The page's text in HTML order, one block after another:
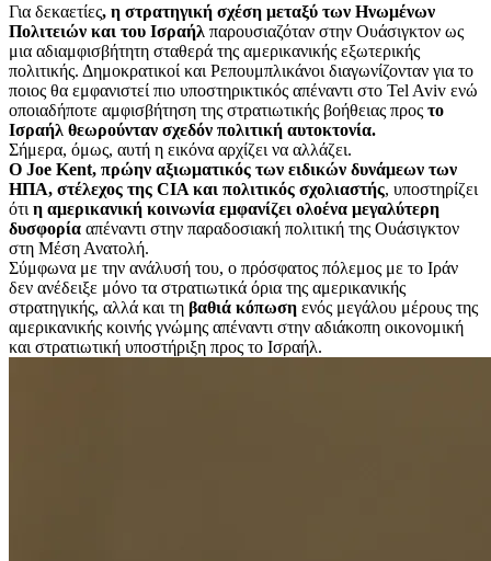
Για δεκαετίες, η στρατηγική σχέση μεταξύ των Ηνωμένων
Πολιτειών και του Ισραήλ παρουσιαζόταν στην Ουάσιγκτον ως
μια αδιαμφισβήτητη σταθερά της αμερικανικής εξωτερικής
πολιτικής. Δημοκρατικοί και Ρεπουμπλικάνοι διαγωνίζονταν για το
ποιος θα εμφανιστεί πιο υποστηρικτικός απέναντι στο Tel Aviv ενώ
οποιαδήποτε αμφισβήτηση της στρατιωτικής βοήθειας προς το
Ισραήλ θεωρούνταν σχεδόν πολιτική αυτοκτονία.
Σήμερα, όμως, αυτή η εικόνα αρχίζει να αλλάζει.
Ο Joe Kent, πρώην αξιωματικός των ειδικών δυνάμεων των
ΗΠΑ, στέλεχος της CIA και πολιτικός σχολιαστής, υποστηρίζει
ότι η αμερικανική κοινωνία εμφανίζει ολοένα μεγαλύτερη
δυσφορία απέναντι στην παραδοσιακή πολιτική της Ουάσιγκτον
στη Μέση Ανατολή.
Σύμφωνα με την ανάλυσή του, ο πρόσφατος πόλεμος με το Ιράν
δεν ανέδειξε μόνο τα στρατιωτικά όρια της αμερικανικής
στρατηγικής, αλλά και τη βαθιά κόπωση ενός μεγάλου μέρους της
αμερικανικής κοινής γνώμης απέναντι στην αδιάκοπη οικονομική
και στρατιωτική υποστήριξη προς το Ισραήλ.